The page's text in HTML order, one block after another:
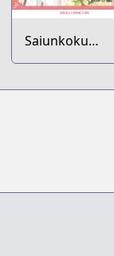
Saiunkoku
Monogatari